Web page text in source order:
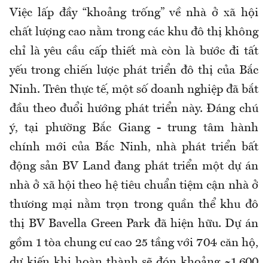
Việc lấp đầy “khoảng trống” về nhà ở xã hội
chất lượng cao nằm trong các khu đô thị không
chỉ là yêu cầu cấp thiết mà còn là bước đi tất
yếu trong chiến lược phát triển đô thị của Bắc
Ninh. Trên thực tế, một số doanh nghiệp đã bắt
đầu theo đuổi hướng phát triển này. Đáng chú
ý, tại phường Bắc Giang - trung tâm hành
chính mới của Bắc Ninh, nhà phát triển bất
động sản BV Land đang phát triển một dự án
nhà ở xã hội theo hệ tiêu chuẩn tiệm cận nhà ở
thương mại nằm trọn trong quần thể khu đô
thị BV Bavella Green Park đã hiện hữu. Dự án
gồm 1 tòa chung cư cao 25 tầng với 704 căn hộ,